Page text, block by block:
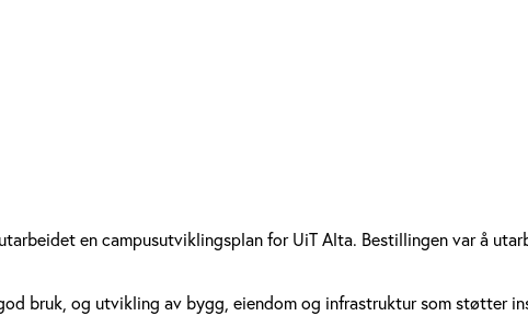
en campusutviklingsplan for UiT Alta. Bestillingen var å
bruk, og utvikling av bygg, eiendom og infrastruktur som støtter